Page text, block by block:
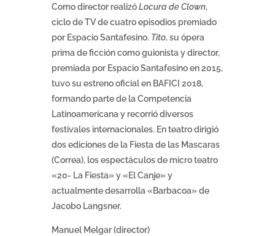
Como director realizóLocura de Clown,
ciclo de TV de cuatro episodios premiado
por Espacio Santafesino. Tito, su ópera
prima de ficción como guionista y director,
premiada por Espacio Santafesino en 2015,
tuvo su estreno oficial en BAFICI 2018,
formando parte de la Competencia
Latinoamericana y recorrió diversos
festivales internacionales. En teatro dirigió
dos ediciones de la Fiesta de las Mascaras
(Correa), los espectáculos de micro teatro
«20- La Fiesta» y «El Canje» y
actualmente desarrolla «Barbacoa» de
Jacobo Langsner.
Manuel Melgar (director)